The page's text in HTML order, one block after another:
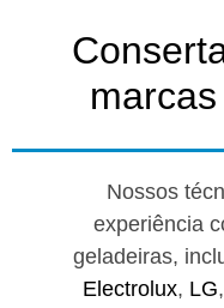
Nossos
experiência
geladeiras,
Electrolux, LG,